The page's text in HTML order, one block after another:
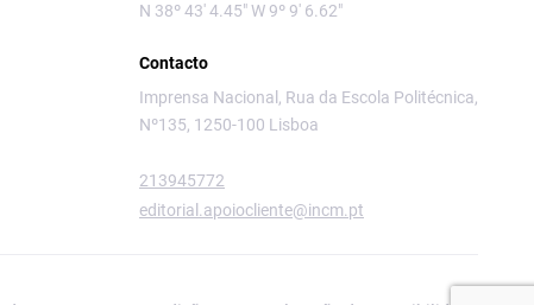
N 38º 43' 4.45" W 9º 9' 6.62"
Contacto
Imprensa Nacional, Rua da Escola Politécnica,
Nº135, 1250-100 Lisboa
213945772
editorial.apoiocliente@incm.pt